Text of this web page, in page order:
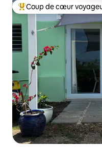
Coups de cœur
Coup de cœur